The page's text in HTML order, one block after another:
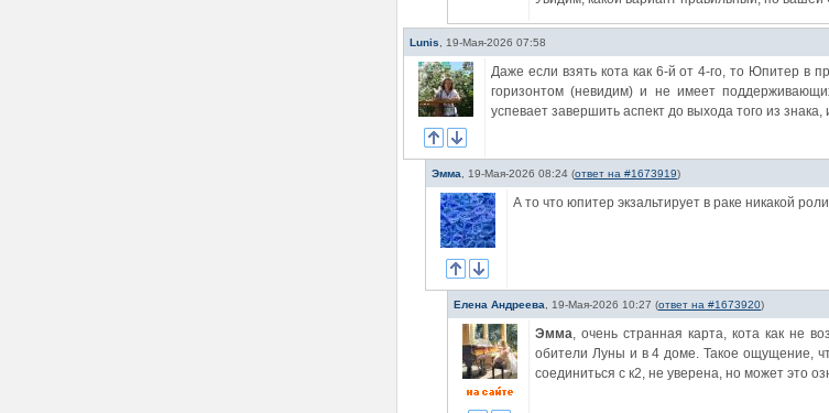
Lunis 19-Мая-2026 07:58
Даже если взять кота как 6-й от 4-го, то Юпитер в
горизонтом (невидим) и не имеет
успевает завершить аспект до выхода того из
Эмма 19-Мая-2026 08:24 (ответ на #1673919)
А то что юпитер экзальтирует в раке никакой
Елена Андреева 19-Мая-2026 10:27 (ответ на #1673920)
Эмма, очень странная карта, кота как не
обители Луны и в 4 доме. Такое ощущение,
соединиться с к2, не уверена, но может это